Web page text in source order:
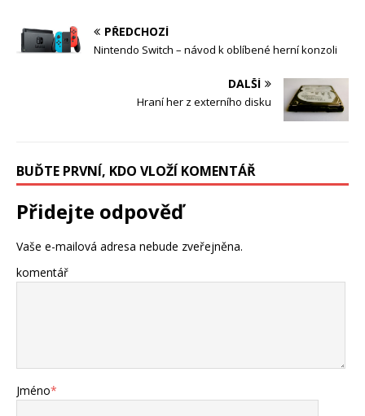
PŘEDCHOZÍ
Nintendo Switch – návod k oblíbené herní konzoli
DALŠÍ
Hraní her z externího disku
BUĎTE PRVNÍ, KDO VLOŽÍ KOMENTÁŘ
Přidejte odpověď
Vaše e-mailová adresa nebude zveřejněna.
komentář
Jméno*